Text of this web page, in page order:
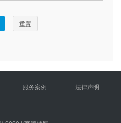
服务案例
法律声明